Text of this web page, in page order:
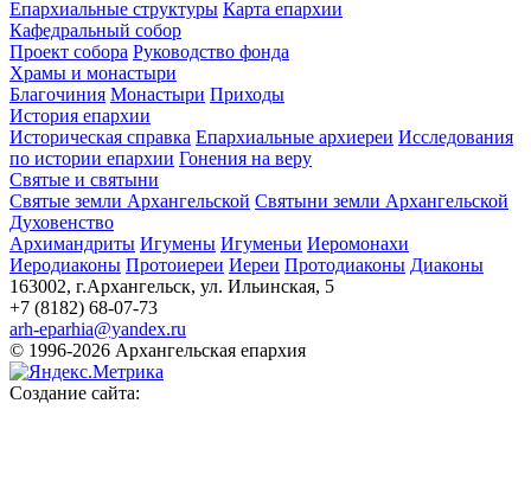
Епархиальные структуры Карта епархии
Кафедральный собор
Проект собора Руководство фонда
Храмы и монастыри
Благочиния Монастыри Приходы
История епархии
Историческая справка Епархиальные архиереи Исследования
по истории епархии Гонения на веру
Святые и святыни
Святые земли Архангельской Святыни земли Архангельской
Духовенство
Архимандриты Игумены Игуменьи Иеромонахи
Иеродиаконы Протоиереи Иереи Протодиаконы Диаконы
163002, г.Архангельск, ул. Ильинская, 5
+7 (8182) 68-07-73
arh-eparhia@yandex.ru
© 1996-2026 Архангельская епархия
Создание сайта: